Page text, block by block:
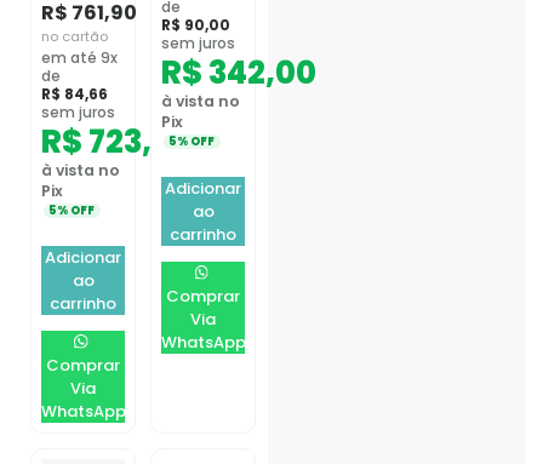
R$ 761,90
no cartão
em até 9x
de
R$ 84,66
sem juros
R$723,81
à vista no
Pix
5% OFF
Adicionar
ao
carrinho
Comprar
Via
WhatsApp
de
R$ 90,00
sem juros
R$342,00
à vista no
Pix
5% OFF
Adicionar
ao
carrinho
Comprar
Via
WhatsApp